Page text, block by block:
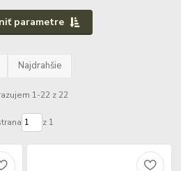
parametre
Najdrahšie
1-22 z 22
z 1